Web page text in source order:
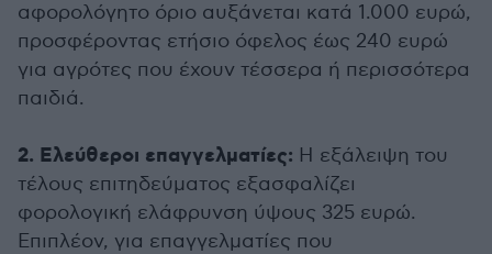
αφορολόγητο όριο αυξάνεται κατά 1.000 ευρώ,
προσφέροντας ετήσιο όφελος έως 240 ευρώ
για αγρότες που έχουν τέσσερα ή περισσότερα
παιδιά.
2. Ελεύθεροι επαγγελματίες: Η εξάλειψη του
τέλους επιτηδεύματος εξασφαλίζει
φορολογική ελάφρυνση ύψους 325 ευρώ.
Επιπλέον, για επαγγελματίες που